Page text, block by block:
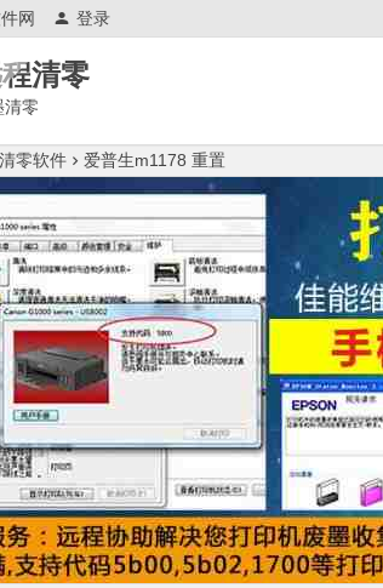
网 登录
清零
零
零软件 爱普生m1178 重置